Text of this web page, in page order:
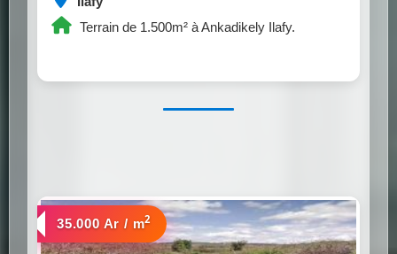
Terrain de 1.500m² à Ankadikely Ilafy.
a vendre
35.000 Ar / m2